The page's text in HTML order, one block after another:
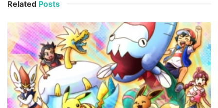
Related Posts